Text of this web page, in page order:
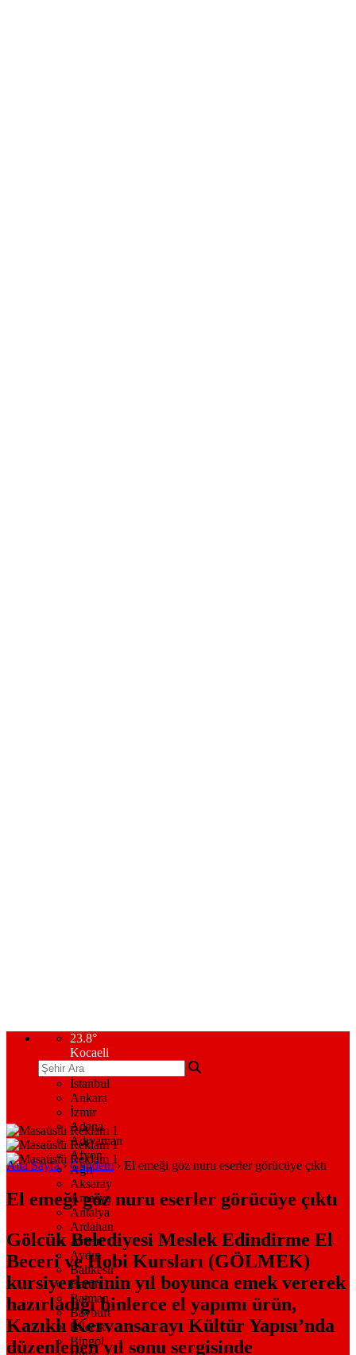
23.8°
Kocaeli
İstanbul
Ankara
İzmir
Adana
Adıyaman
Afyon
Ağrı
Aksaray
Amasya
Antalya
Ardahan
Artvin
Aydın
Balıkesir
Bartın
Batman
Bayburt
Bilecik
Bingöl
Ana Sayfa› Gündem› El emeği göz nuru eserler görücüye çıktı
El emeği göz nuru eserler görücüye çıktı
Gölcük Belediyesi Meslek Edindirme El
Beceri ve Hobi Kursları (GÖLMEK)
kursiyerlerinin yıl boyunca emek vererek
hazırladığı binlerce el yapımı ürün,
Kazıklı Kervansarayı Kültür Yapısı’nda
düzenlenen yıl sonu sergisinde